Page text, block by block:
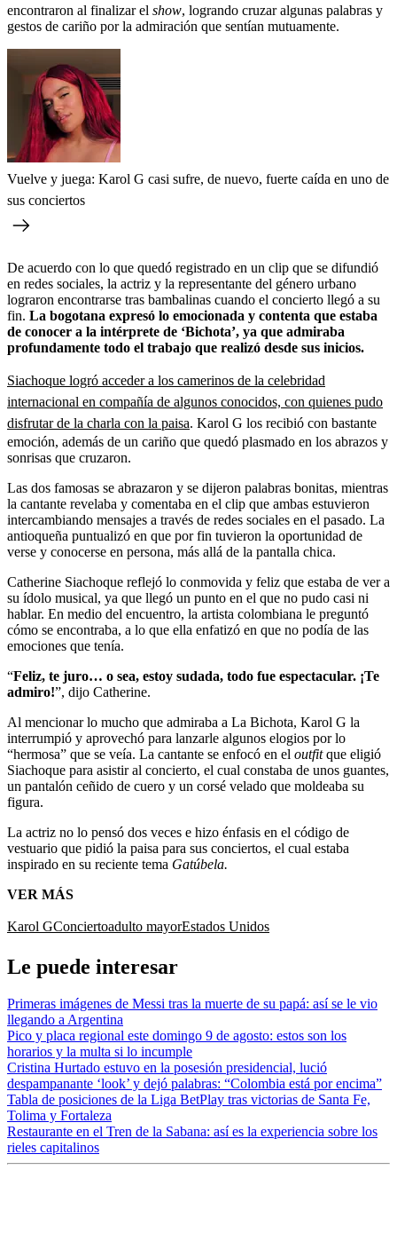
encontraron al finalizar el show, logrando cruzar algunas palabras y
gestos de cariño por la admiración que sentían mutuamente.
Vuelve y juega: Karol G casi sufre, de nuevo, fuerte caída en uno de
sus conciertos
De acuerdo con lo que quedó registrado en un clip que se difundió
en redes sociales, la actriz y la representante del género urbano
lograron encontrarse tras bambalinas cuando el concierto llegó a su
fin. La bogotana expresó lo emocionada y contenta que estaba
de conocer a la intérprete de ‘Bichota’, ya que admiraba
profundamente todo el trabajo que realizó desde sus inicios.
Siachoque logró acceder a los camerinos de la celebridad
internacional en compañía de algunos conocidos, con quienes pudo
disfrutar de la charla con la paisa. Karol G los recibió con bastante
emoción, además de un cariño que quedó plasmado en los abrazos y
sonrisas que cruzaron.
Las dos famosas se abrazaron y se dijeron palabras bonitas, mientras
la cantante revelaba y comentaba en el clip que ambas estuvieron
intercambiando mensajes a través de redes sociales en el pasado. La
antioqueña puntualizó en que por fin tuvieron la oportunidad de
verse y conocerse en persona, más allá de la pantalla chica.
Catherine Siachoque reflejó lo conmovida y feliz que estaba de ver a
su ídolo musical, ya que llegó un punto en el que no pudo casi ni
hablar. En medio del encuentro, la artista colombiana le preguntó
cómo se encontraba, a lo que ella enfatizó en que no podía de las
emociones que tenía.
“Feliz, te juro… o sea, estoy sudada, todo fue espectacular. ¡Te
admiro!”, dijo Catherine.
Al mencionar lo mucho que admiraba a La Bichota, Karol G la
interrumpió y aprovechó para lanzarle algunos elogios por lo
“hermosa” que se veía. La cantante se enfocó en el outfitque eligió
Siachoque para asistir al concierto, el cual constaba de unos guantes,
un pantalón ceñido de cuero y un corsé velado que moldeaba su
figura.
La actriz no lo pensó dos veces e hizo énfasis en el código de
vestuario que pidió la paisa para sus conciertos, el cual estaba
inspirado en su reciente tema Gatúbela.
VER MÁS
Karol GConciertoadulto mayorEstados Unidos
Le puede interesar
Primeras imágenes de Messi tras la muerte de su papá: así se le vio
llegando a Argentina
Pico y placa regional este domingo 9 de agosto: estos son los
horarios y la multa si lo incumple
Cristina Hurtado estuvo en la posesión presidencial, lució
despampanante ‘look’ y dejó palabras: “Colombia está por encima”
Tabla de posiciones de la Liga BetPlay tras victorias de Santa Fe,
Tolima y Fortaleza
Restaurante en el Tren de la Sabana: así es la experiencia sobre los
rieles capitalinos